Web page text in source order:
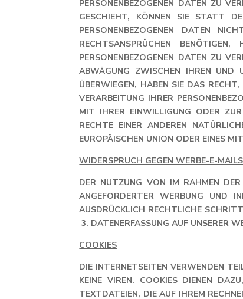
PERSONENBEZOGENEN DATEN ZU
ESCHIEHT, KÖNNEN SIE STATT
ERSONENBEZOGENEN DATEN
ECHTSANSPRÜCHEN
ERSONENBEZOGENEN DATEN ZU
BWÄGUNG ZWISCHEN IHREN UND
BERWIEGEN, HABEN SIE DAS RECHT,
ERARBEITUNG IHRER
IT IHRER EINWILLIGUNG ODER ZUR
ECHTE EINER ANDEREN
UROPÄISCHEN UNION ODER EINES
WIDERSPRUCH GEGEN WERBE-E-MAILS
DER NUTZUNG VON IM RAHMEN
ANGEFORDERTER WERBUNG UND
AUSDRÜCKLICH RECHTLICHE
3. DATENERFASSUNG AUF UNSERER
COOKIES
DIE INTERNETSEITEN VERWENDEN
KEINE VIREN. COOKIES DIENEN
TEXTDATEIEN, DIE AUF IHREM